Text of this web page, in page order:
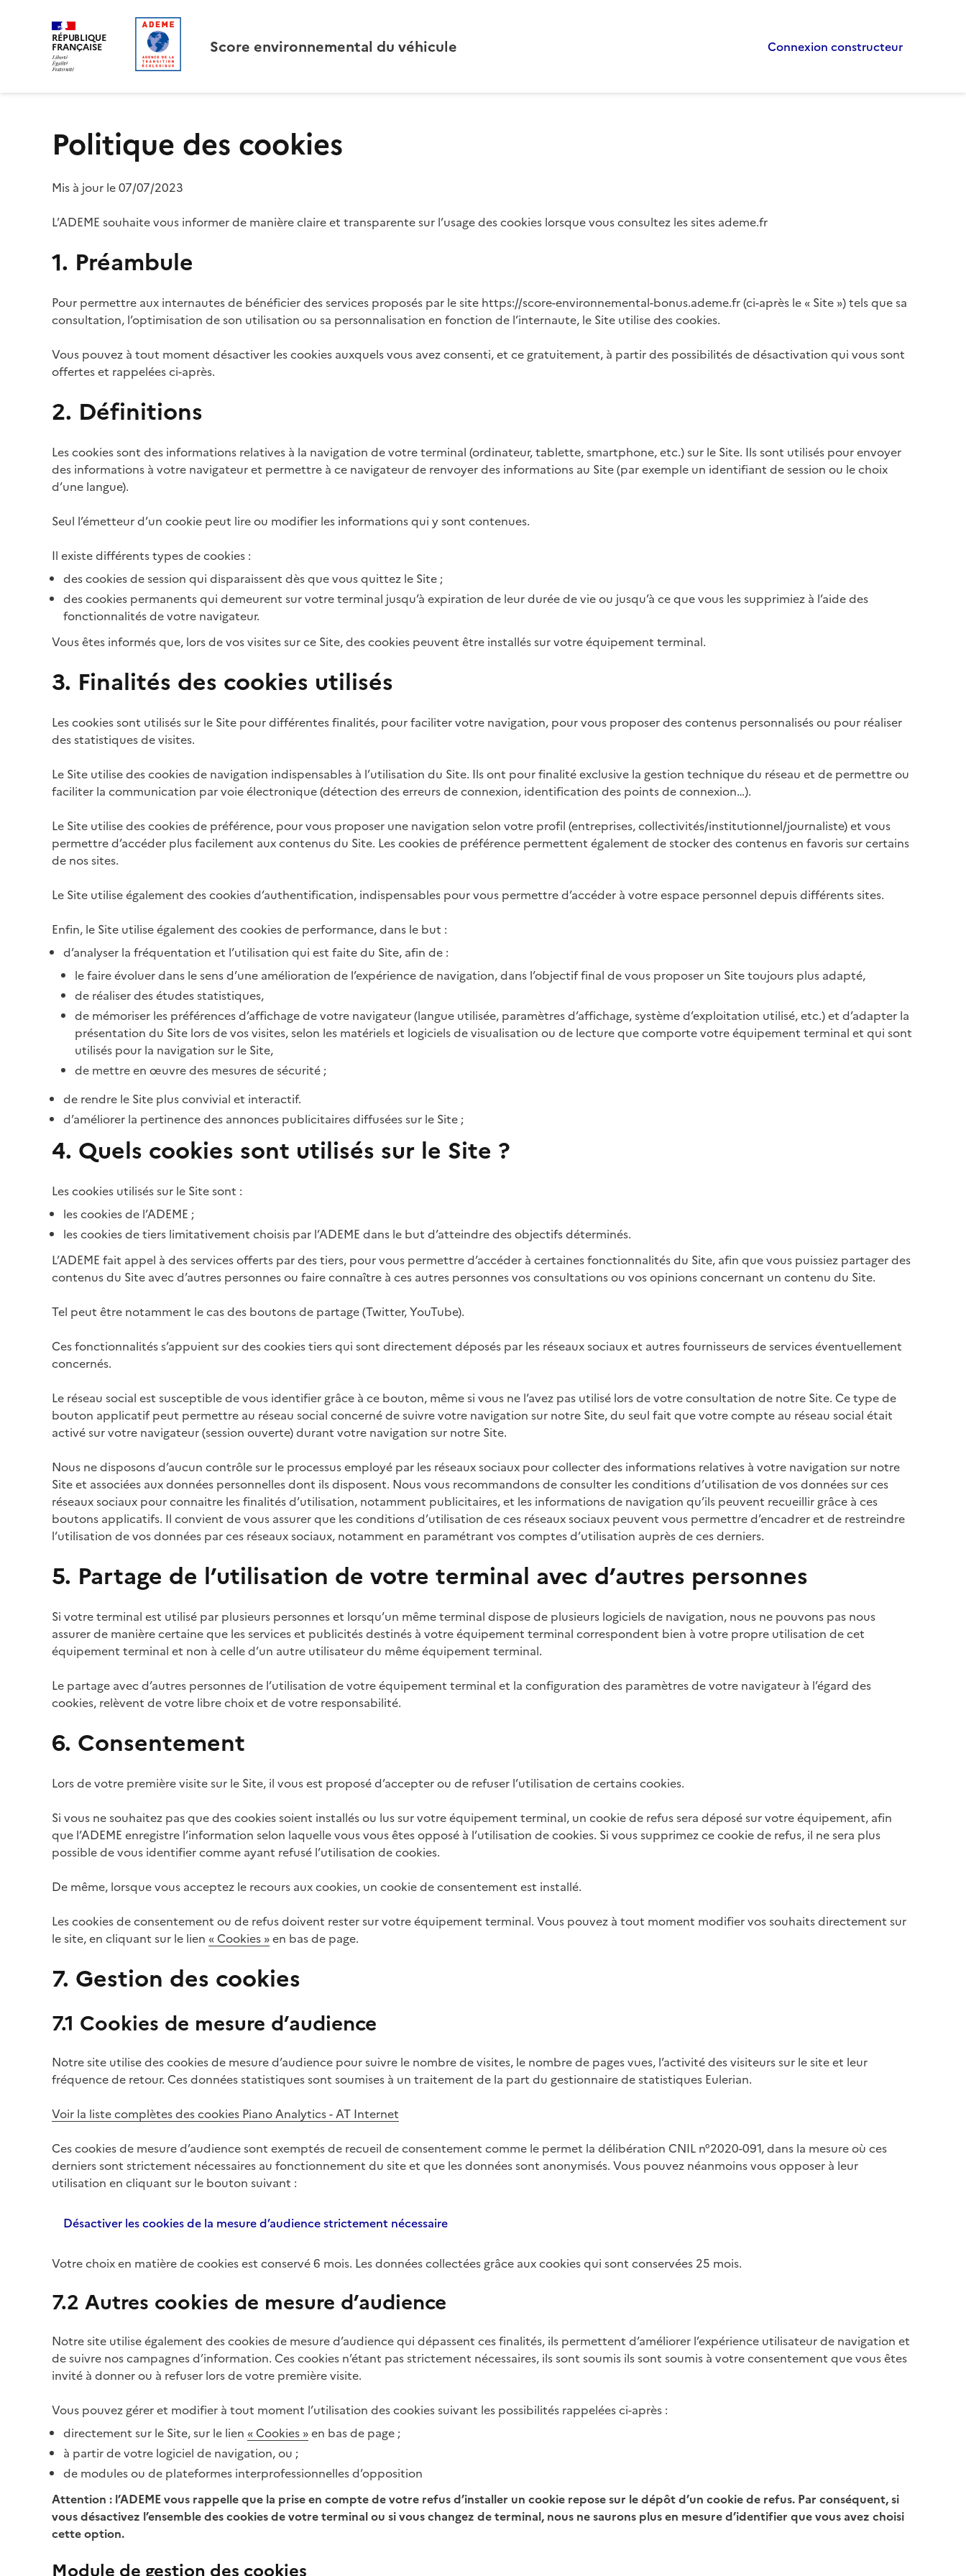
RÉPUBLIQUE
FRANÇAISELIBERTÉ, ÉGALITÉ, FRATERNITÉScore environnemental du véhicule Connexion constructeur
Politique des cookies
Mis à jour le 07/07/2023
L’ADEME souhaite vous informer de manière claire et transparente sur l’usage des cookies lorsque vous consultez les sites ademe.fr
1. Préambule
Pour permettre aux internautes de bénéficier des services proposés par le site https://score-environnemental-bonus.ademe.fr (ci-après le « Site ») tels que sa
consultation, l’optimisation de son utilisation ou sa personnalisation en fonction de l’internaute, le Site utilise des cookies.
Vous pouvez à tout moment désactiver les cookies auxquels vous avez consenti, et ce gratuitement, à partir des possibilités de désactivation qui vous sont
offertes et rappelées ci-après.
2. Définitions
Les cookies sont des informations relatives à la navigation de votre terminal (ordinateur, tablette, smartphone, etc.) sur le Site. Ils sont utilisés pour envoyer
des informations à votre navigateur et permettre à ce navigateur de renvoyer des informations au Site (par exemple un identifiant de session ou le choix
d’une langue).
Seul l’émetteur d’un cookie peut lire ou modifier les informations qui y sont contenues.
Il existe différents types de cookies :
des cookies de session qui disparaissent dès que vous quittez le Site ;
des cookies permanents qui demeurent sur votre terminal jusqu’à expiration de leur durée de vie ou jusqu’à ce que vous les supprimiez à l’aide des
fonctionnalités de votre navigateur.
Vous êtes informés que, lors de vos visites sur ce Site, des cookies peuvent être installés sur votre équipement terminal.
3. Finalités des cookies utilisés
Les cookies sont utilisés sur le Site pour différentes finalités, pour faciliter votre navigation, pour vous proposer des contenus personnalisés ou pour réaliser
des statistiques de visites.
Le Site utilise des cookies de navigation indispensables à l’utilisation du Site. Ils ont pour finalité exclusive la gestion technique du réseau et de permettre ou
faciliter la communication par voie électronique (détection des erreurs de connexion, identification des points de connexion…).
Le Site utilise des cookies de préférence, pour vous proposer une navigation selon votre profil (entreprises, collectivités/institutionnel/journaliste) et vous
permettre d’accéder plus facilement aux contenus du Site. Les cookies de préférence permettent également de stocker des contenus en favoris sur certains
de nos sites.
Le Site utilise également des cookies d’authentification, indispensables pour vous permettre d’accéder à votre espace personnel depuis différents sites.
Enfin, le Site utilise également des cookies de performance, dans le but :
d’analyser la fréquentation et l’utilisation qui est faite du Site, afin de :
le faire évoluer dans le sens d’une amélioration de l’expérience de navigation, dans l’objectif final de vous proposer un Site toujours plus adapté,
de réaliser des études statistiques,
de mémoriser les préférences d’affichage de votre navigateur (langue utilisée, paramètres d’affichage, système d’exploitation utilisé, etc.) et d’adapter la
présentation du Site lors de vos visites, selon les matériels et logiciels de visualisation ou de lecture que comporte votre équipement terminal et qui sont
utilisés pour la navigation sur le Site,
de mettre en œuvre des mesures de sécurité ;
de rendre le Site plus convivial et interactif.
d’améliorer la pertinence des annonces publicitaires diffusées sur le Site ;
4. Quels cookies sont utilisés sur le Site ?
Les cookies utilisés sur le Site sont :
les cookies de l’ADEME ;
les cookies de tiers limitativement choisis par l’ADEME dans le but d’atteindre des objectifs déterminés.
L’ADEME fait appel à des services offerts par des tiers, pour vous permettre d’accéder à certaines fonctionnalités du Site, afin que vous puissiez partager des
contenus du Site avec d’autres personnes ou faire connaître à ces autres personnes vos consultations ou vos opinions concernant un contenu du Site.
Tel peut être notamment le cas des boutons de partage (Twitter, YouTube).
Ces fonctionnalités s’appuient sur des cookies tiers qui sont directement déposés par les réseaux sociaux et autres fournisseurs de services éventuellement
concernés.
Le réseau social est susceptible de vous identifier grâce à ce bouton, même si vous ne l’avez pas utilisé lors de votre consultation de notre Site. Ce type de
bouton applicatif peut permettre au réseau social concerné de suivre votre navigation sur notre Site, du seul fait que votre compte au réseau social était
activé sur votre navigateur (session ouverte) durant votre navigation sur notre Site.
Nous ne disposons d’aucun contrôle sur le processus employé par les réseaux sociaux pour collecter des informations relatives à votre navigation sur notre
Site et associées aux données personnelles dont ils disposent. Nous vous recommandons de consulter les conditions d’utilisation de vos données sur ces
réseaux sociaux pour connaitre les finalités d’utilisation, notamment publicitaires, et les informations de navigation qu’ils peuvent recueillir grâce à ces
boutons applicatifs. Il convient de vous assurer que les conditions d’utilisation de ces réseaux sociaux peuvent vous permettre d’encadrer et de restreindre
l’utilisation de vos données par ces réseaux sociaux, notamment en paramétrant vos comptes d’utilisation auprès de ces derniers.
5. Partage de l’utilisation de votre terminal avec d’autres personnes
Si votre terminal est utilisé par plusieurs personnes et lorsqu’un même terminal dispose de plusieurs logiciels de navigation, nous ne pouvons pas nous
assurer de manière certaine que les services et publicités destinés à votre équipement terminal correspondent bien à votre propre utilisation de cet
équipement terminal et non à celle d’un autre utilisateur du même équipement terminal.
Le partage avec d’autres personnes de l’utilisation de votre équipement terminal et la configuration des paramètres de votre navigateur à l’égard des
cookies, relèvent de votre libre choix et de votre responsabilité.
6. Consentement
Lors de votre première visite sur le Site, il vous est proposé d’accepter ou de refuser l’utilisation de certains cookies.
Si vous ne souhaitez pas que des cookies soient installés ou lus sur votre équipement terminal, un cookie de refus sera déposé sur votre équipement, afin
que l’ADEME enregistre l’information selon laquelle vous vous êtes opposé à l’utilisation de cookies. Si vous supprimez ce cookie de refus, il ne sera plus
possible de vous identifier comme ayant refusé l’utilisation de cookies.
De même, lorsque vous acceptez le recours aux cookies, un cookie de consentement est installé.
Les cookies de consentement ou de refus doivent rester sur votre équipement terminal. Vous pouvez à tout moment modifier vos souhaits directement sur
le site, en cliquant sur le lien « Cookies »en bas de page.
7. Gestion des cookies
7.1 Cookies de mesure d’audience
Notre site utilise des cookies de mesure d’audience pour suivre le nombre de visites, le nombre de pages vues, l’activité des visiteurs sur le site et leur
fréquence de retour. Ces données statistiques sont soumises à un traitement de la part du gestionnaire de statistiques Eulerian.
Voir la liste complètes des cookies Piano Analytics - AT Internet
Ces cookies de mesure d’audience sont exemptés de recueil de consentement comme le permet la délibération CNIL n°2020-091, dans la mesure où ces
derniers sont strictement nécessaires au fonctionnement du site et que les données sont anonymisés. Vous pouvez néanmoins vous opposer à leur
utilisation en cliquant sur le bouton suivant :
Désactiver les cookies de la mesure d’audience strictement nécessaire
Votre choix en matière de cookies est conservé 6 mois. Les données collectées grâce aux cookies qui sont conservées 25 mois.
7.2 Autres cookies de mesure d’audience
Notre site utilise également des cookies de mesure d’audience qui dépassent ces finalités, ils permettent d’améliorer l’expérience utilisateur de navigation et
de suivre nos campagnes d’information. Ces cookies n’étant pas strictement nécessaires, ils sont soumis ils sont soumis à votre consentement que vous êtes
invité à donner ou à refuser lors de votre première visite.
Vous pouvez gérer et modifier à tout moment l’utilisation des cookies suivant les possibilités rappelées ci-après :
directement sur le Site, sur le lien « Cookies »en bas de page ;
à partir de votre logiciel de navigation, ou ;
de modules ou de plateformes interprofessionnelles d’opposition
Attention : l’ADEME vous rappelle que la prise en compte de votre refus d’installer un cookie repose sur le dépôt d’un cookie de refus. Par conséquent, si
vous désactivez l’ensemble des cookies de votre terminal ou si vous changez de terminal, nous ne saurons plus en mesure d’identifier que vous avez choisi
cette option.